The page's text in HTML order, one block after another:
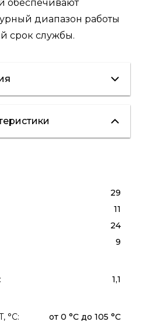
обеспечивают
диапазон работы
срок службы.
вентиляция
29
11
24
9
: 1,1
°C:
от 0 °С до 105 °С